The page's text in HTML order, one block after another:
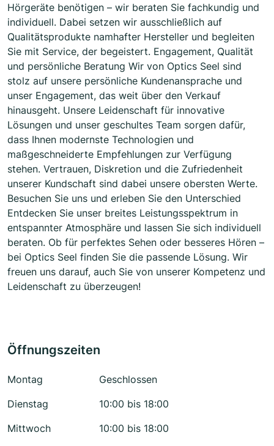
Hörgeräte benötigen – wir beraten Sie fachkundig und
individuell. Dabei setzen wir ausschließlich auf
Qualitätsprodukte namhafter Hersteller und begleiten
Sie mit Service, der begeistert. Engagement, Qualität
und persönliche Beratung Wir von Optics Seel sind
stolz auf unsere persönliche Kundenansprache und
unser Engagement, das weit über den Verkauf
hinausgeht. Unsere Leidenschaft für innovative
Lösungen und unser geschultes Team sorgen dafür,
dass Ihnen modernste Technologien und
maßgeschneiderte Empfehlungen zur Verfügung
stehen. Vertrauen, Diskretion und die Zufriedenheit
unserer Kundschaft sind dabei unsere obersten Werte.
Besuchen Sie uns und erleben Sie den Unterschied
Entdecken Sie unser breites Leistungsspektrum in
entspannter Atmosphäre und lassen Sie sich individuell
beraten. Ob für perfektes Sehen oder besseres Hören –
bei Optics Seel finden Sie die passende Lösung. Wir
freuen uns darauf, auch Sie von unserer Kompetenz und
Leidenschaft zu überzeugen!
Öffnungszeiten
Montag
Geschlossen
Dienstag
10:00 bis 18:00
Mittwoch
10:00 bis 18:00